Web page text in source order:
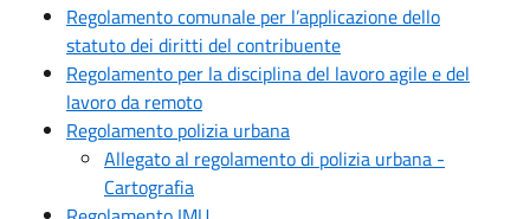
Regolamento comunale per l’applicazione dello
statuto dei diritti del contribuente
Regolamento per la disciplina del lavoro agile e del
lavoro da remoto
Regolamento polizia urbana
Allegato al regolamento di polizia urbana -
Cartografia